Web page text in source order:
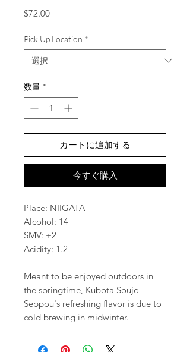
$72.00価格
Pick Up Location *
数量 *
カートに追加する
今すぐ購入
Place: NIIGATA
Alcohol: 14
SMV: +2
Acidity: 1.2
Meant to be enjoyed outdoors in
the springtime, Kubota Soujo
Seppou's refreshing flavor is due to
cold brewing in midwinter.